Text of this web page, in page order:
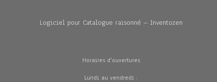
Logiciel pour Catalogue raisonné – Inventozen
Horaires d'ouvertures
Lundi au vendredi :